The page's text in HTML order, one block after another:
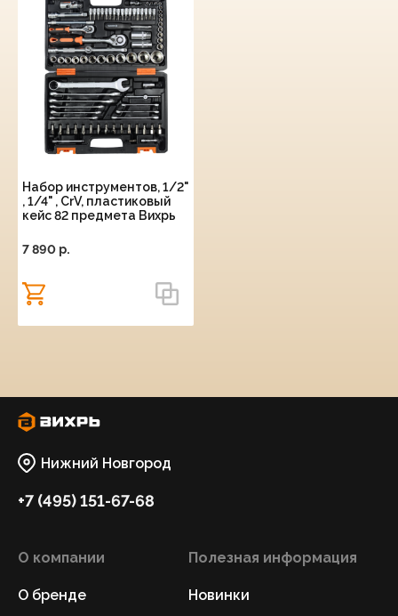
Набор инструментов, 1/2"
, 1/4" , CrV, пластиковый
кейс 82 предмета Вихрь
7 890 p.
Нижний Новгород
+7 (495) 151-67-68
О компании
О бренде
Полезная информация
Новинки